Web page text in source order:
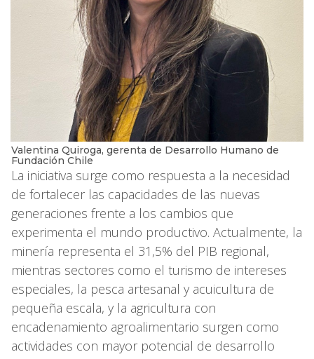
Valentina Quiroga, gerenta de Desarrollo Humano de
Fundación Chile
La iniciativa surge como respuesta a la necesidad
de fortalecer las capacidades de las nuevas
generaciones frente a los cambios que
experimenta el mundo productivo. Actualmente, la
minería representa el 31,5% del PIB regional,
mientras sectores como el turismo de intereses
especiales, la pesca artesanal y acuicultura de
pequeña escala, y la agricultura con
encadenamiento agroalimentario surgen como
actividades con mayor potencial de desarrollo